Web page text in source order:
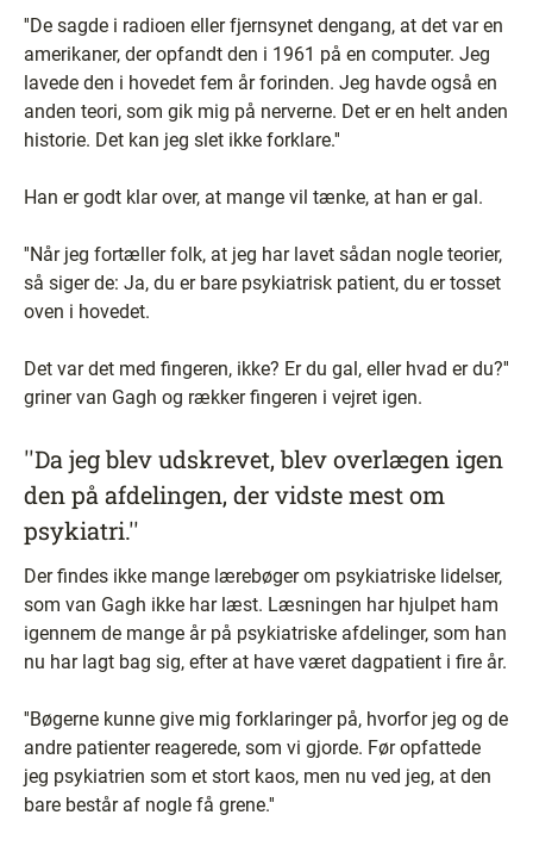
''De sagde i radioen eller fjernsynet dengang, at det var en
amerikaner, der opfandt den i 1961 på en computer. Jeg
lavede den i hovedet fem år forinden. Jeg havde også en
anden teori, som gik mig på nerverne. Det er en helt anden
historie. Det kan jeg slet ikke forklare.''
Han er godt klar over, at mange vil tænke, at han er gal.
''Når jeg fortæller folk, at jeg har lavet sådan nogle teorier,
så siger de: Ja, du er bare psykiatrisk patient, du er tosset
oven i hovedet.
Det var det med fingeren, ikke? Er du gal, eller hvad er du?''
griner van Gagh og rækker fingeren i vejret igen.
''Da jeg blev udskrevet, blev overlægen igen
den på afdelingen, der vidste mest om
psykiatri.''
Der findes ikke mange lærebøger om psykiatriske lidelser,
som van Gagh ikke har læst. Læsningen har hjulpet ham
igennem de mange år på psykiatriske afdelinger, som han
nu har lagt bag sig, efter at have været dagpatient i fire år.
''Bøgerne kunne give mig forklaringer på, hvorfor jeg og de
andre patienter reagerede, som vi gjorde. Før opfattede
jeg psykiatrien som et stort kaos, men nu ved jeg, at den
bare består af nogle få grene.''